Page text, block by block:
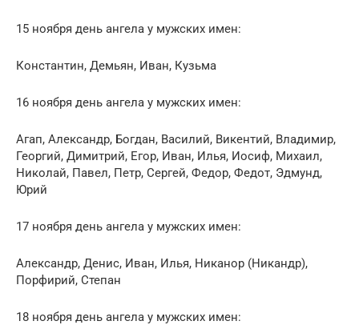
15 ноября день ангела у мужских имен:
Константин, Демьян, Иван, Кузьма
16 ноября день ангела у мужских имен:
Агап, Александр, Богдан, Василий, Викентий, Владимир,
Георгий, Димитрий, Егор, Иван, Илья, Иосиф, Михаил,
Николай, Павел, Петр, Сергей, Федор, Федот, Эдмунд,
Юрий
17 ноября день ангела у мужских имен:
Александр, Денис, Иван, Илья, Никанор (Никандр),
Порфирий, Степан
18 ноября день ангела у мужских имен: